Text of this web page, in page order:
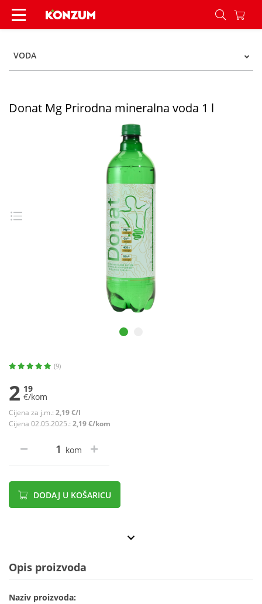
Donat Mg Prirodna mineralna voda 1 l - Konzum
VODA
Donat Mg Prirodna mineralna voda 1 l
(9)
2 19
€/kom
Cijena za j.m.: 2,19 €/l
Cijena 02.05.2025.: 2,19 €/kom
kom
DODAJ U KOŠARICU
Opis proizvoda
Naziv proizvoda: